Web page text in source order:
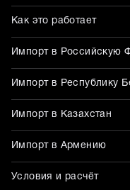
Как это работает
Импорт в Российскую
Импорт в Республику
Импорт в Казахстан
Импорт в Армению
Условия и расчёт